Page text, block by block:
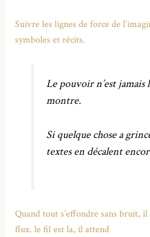
Suivre les lignes de force de
symboles et récits.
Le pouvoir n’est jamais
montre.
Si quelque chose a
textes en décalent
Quand tout s’effondre sans bruit,
flux. le fil est la, il attend